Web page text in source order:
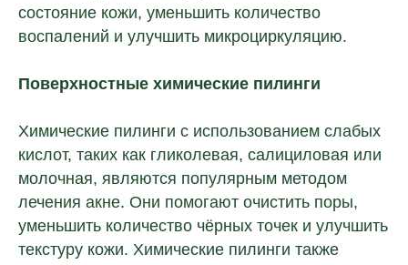
состояние кожи, уменьшить количество
воспалений и улучшить микроциркуляцию.
Поверхностные химические пилинги
Химические пилинги с использованием слабых
кислот, таких как гликолевая, салициловая или
молочная, являются популярным методом
лечения акне. Они помогают очистить поры,
уменьшить количество чёрных точек и улучшить
текстуру кожи. Химические пилинги также